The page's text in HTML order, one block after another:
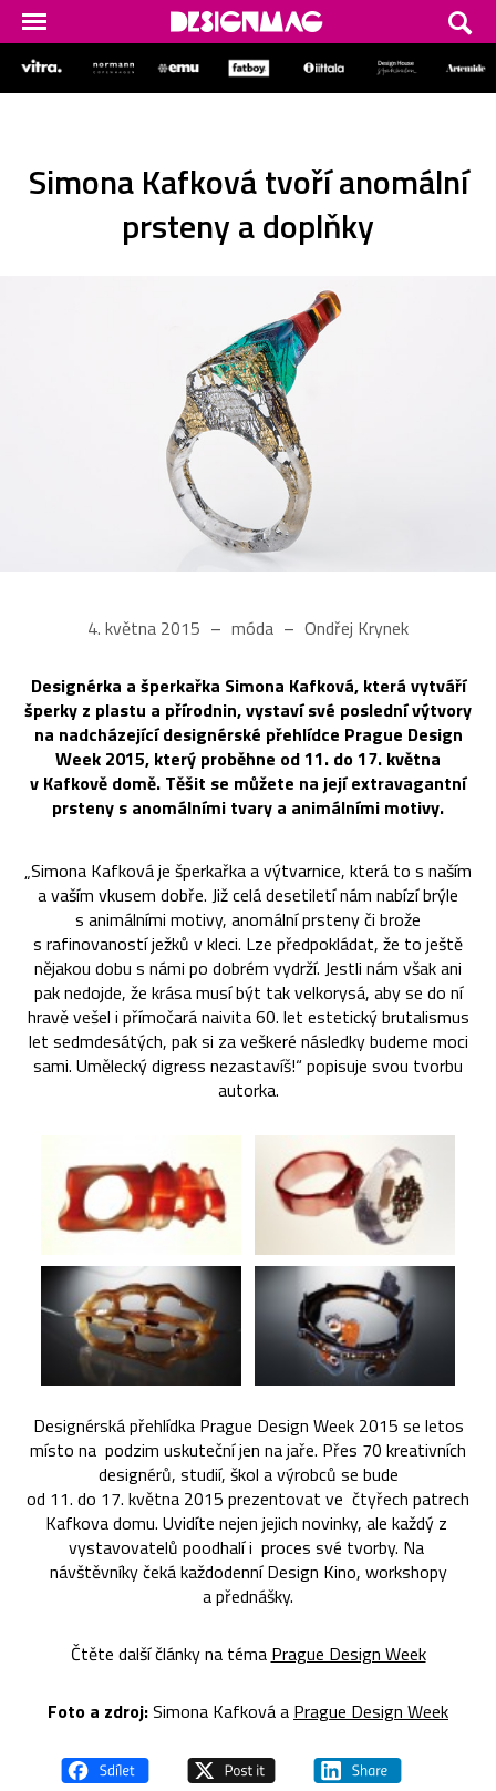
Simona Kafková tvoří anomální
prsteny a doplňky
4. května 2015 móda Ondřej Krynek
Designérka a šperkařka Simona Kafková, která vytváří
šperky z plastu a přírodnin, vystaví své poslední výtvory
na nadcházející designérské přehlídce Prague Design
Week 2015, který proběhne od 11. do 17. května
v Kafkově domě. Těšit se můžete na její extravagantní
prsteny s anomálními tvary a animálními motivy.
„Simona Kafková je šperkařka a výtvarnice, která to s naším
a vaším vkusem dobře. Již celá desetiletí nám nabízí brýle
s animálními motivy, anomální prsteny či brože
s rafinovaností ježků v kleci. Lze předpokládat, že to ještě
nějakou dobu s námi po dobrém vydrží. Jestli nám však ani
pak nedojde, že krása musí být tak velkorysá, aby se do ní
hravě vešel i přímočará naivita 60. let estetický brutalismus
let sedmdesátých, pak si za veškeré následky budeme moci
sami. Umělecký digress nezastavíš!“ popisuje svou tvorbu
autorka.
Designérská přehlídka Prague Design Week 2015 se letos
místo na podzim uskuteční jen na jaře. Přes 70 kreativních
designérů, studií, škol a výrobců se bude
od 11. do 17. května 2015 prezentovat ve čtyřech patrech
Kafkova domu. Uvidíte nejen jejich novinky, ale každý z
vystavovatelů poodhalí i proces své tvorby. Na
návštěvníky čeká každodenní Design Kino, workshopy
a přednášky.
Čtěte další články na téma Prague Design Week
Foto a zdroj:Simona Kafková a Prague Design Week